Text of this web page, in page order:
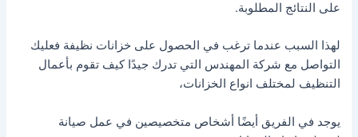
على النتائج المطلوبة.
لهذا السبب عندما ترغب في الحصول على خزانات نظيفة فعليك
التواصل مع شركة المهندس التي تدرك جيدًا كيف تقوم بأعمال
التنظيف لمختلف انواع الخزانات،
يوجد في الفريق أيضًا أشخاص متخصيصين في عمل صيانة